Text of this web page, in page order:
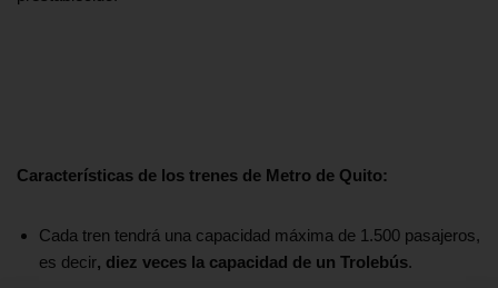
Características de los trenes de Metro de Quito:
Cada tren tendrá una capacidad máxima de 1.500 pasajeros,
es decir, diez veces la capacidad de un Trolebús.